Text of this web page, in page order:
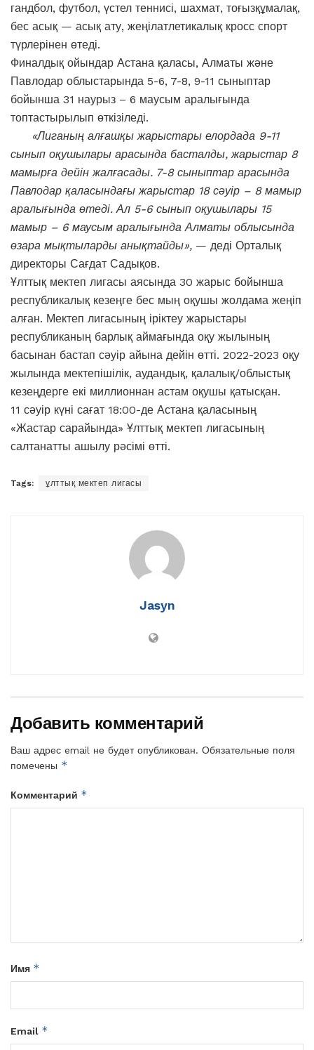
гандбол, футбол, үстел теннисі, шахмат, тоғызқұмалақ,
бес асық — асық ату, жеңілатлетикалық кросс спорт
түрлерінен өтеді.
Финалдық ойындар Астана қаласы, Алматы және
Павлодар облыстарында 5-6, 7-8, 9-11 сыныптар
бойынша 31 наурыз – 6 маусым аралығында
топтастырылып өткізіледі.
«Лиганың алғашқы жарыстары елордада 9-11
сынып оқушылары арасында басталды, жарыстар 8
мамырға дейін жалғасады. 7-8 сыныптар арасында
Павлодар қаласындағы жарыстар 18 сәуір – 8 мамыр
аралығында өтеді. Ал 5-6 сынып оқушылары 15
мамыр – 6 маусым аралығында Алматы облысында
өзара мықтыларды анықтайды», — деді Орталық
директоры Сағдат Садықов.
Ұлттық мектеп лигасы аясында 30 жарыс бойынша
республикалық кезеңге бес мың оқушы жолдама жеңіп
алған. Мектеп лигасының іріктеу жарыстары
республиканың барлық аймағында оқу жылының
басынан бастап сәуір айына дейін өтті. 2022-2023 оқу
жылында мектепішілік, аудандық, қалалық/облыстық
кезеңдерге екі миллионнан астам оқушы қатысқан.
11 сәуір күні сағат 18:00-де Астана қаласының
«Жастар сарайында» Ұлттық мектеп лигасының
салтанатты ашылу рәсімі өтті.
Tags: ұлттық мектеп лигасы
Jasyn
Добавить комментарий
Ваш адрес email не будет опубликован. Обязательные поля
помечены *
Комментарий *
Имя *
Email *